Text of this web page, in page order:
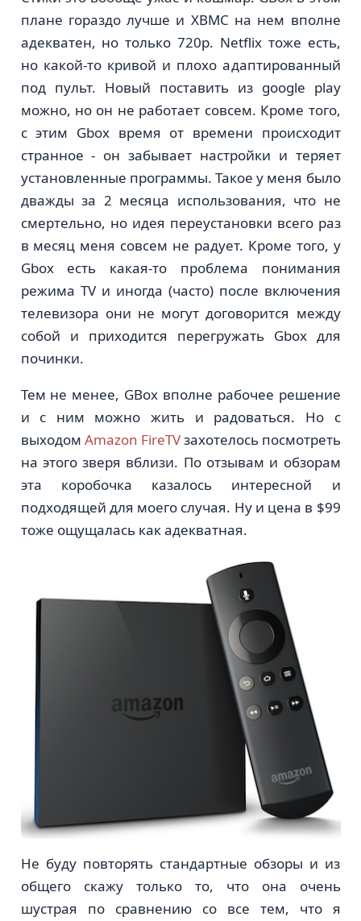
плане гораздо лучше и XBMC на нем вполне
адекватен, но только 720p. Netflix тоже есть,
но какой-то кривой и плохо адаптированный
под пульт. Новый поставить из google play
можно, но он не работает совсем. Кроме того,
с этим Gbox время от времени происходит
странное - он забывает настройки и теряет
установленные программы. Такое у меня было
дважды за 2 месяца использования, что не
смертельно, но идея переустановки всего раз
в месяц меня совсем не радует. Кроме того, у
Gbox есть какая-то проблема понимания
режима TV и иногда (часто) после включения
телевизора они не могут договорится между
собой и приходится перегружать Gbox для
починки.
Тем не менее, GBox вполне рабочее решение
и с ним можно жить и радоваться. Но с
выходом Amazon FireTVзахотелось посмотреть
на этого зверя вблизи. По отзывам и обзорам
эта коробочка казалось интересной и
подходящей для моего случая. Ну и цена в $99
тоже ощущалась как адекватная.
Не буду повторять стандартные обзоры и из
общего скажу только то, что она очень
шустрая по сравнению со все тем, что я